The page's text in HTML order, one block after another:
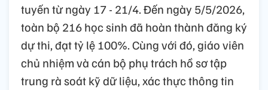
tuyến từ ngày 17 - 21/4. Đến ngày 5/5/2026,
toàn bộ 216 học sinh đã hoàn thành đăng ký
dự thi, đạt tỷ lệ 100%. Cùng với đó, giáo viên
chủ nhiệm và cán bộ phụ trách hồ sơ tập
trung rà soát kỹ dữ liệu, xác thực thông tin